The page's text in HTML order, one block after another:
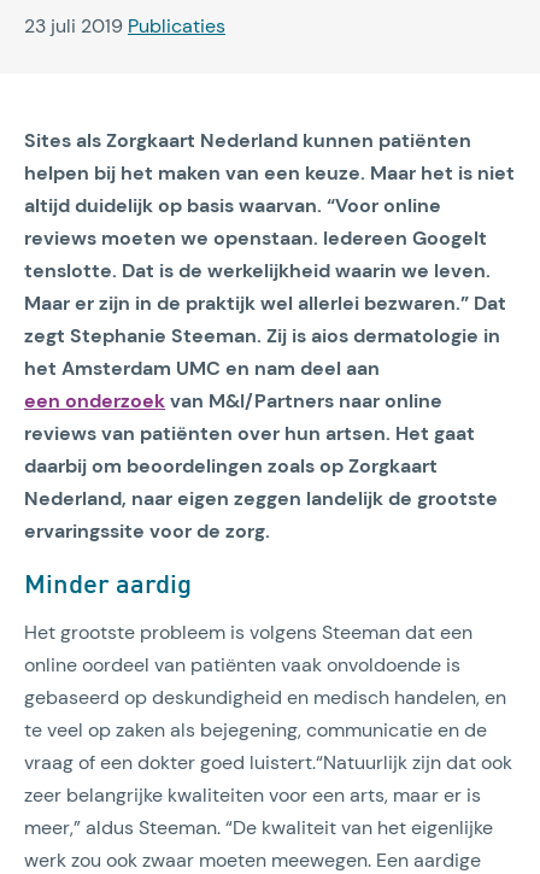
23 juli 2019 Publicaties
Sites als Zorgkaart Nederland kunnen patiënten
helpen bij het maken van een keuze. Maar het is niet
altijd duidelijk op basis waarvan.“Voor online
reviews moeten we openstaan. Iedereen Googelt
tenslotte. Dat is de werkelijkheid waarin we leven.
Maar er zijn in de praktijk wel allerlei bezwaren.” Dat
zegt Stephanie Steeman. Zij is aios dermatologie in
het Amsterdam UMC en nam deel aan
een onderzoekvan M&I/Partners naar online
reviews van patiënten over hun artsen. Het gaat
daarbij om beoordelingen zoals op Zorgkaart
Nederland, naar eigen zeggen landelijk de grootste
ervaringssite voor de zorg.
Minder aardig
Het grootste probleem is volgens Steeman dat een
online oordeel van patiënten vaak onvoldoende is
gebaseerd op deskundigheid en medisch handelen, en
te veel op zaken als bejegening, communicatie en de
vraag of een dokter goed luistert.“Natuurlijk zijn dat ook
zeer belangrijke kwaliteiten voor een arts, maar er is
meer,” aldus Steeman. “De kwaliteit van het eigenlijke
werk zou ook zwaar moeten meewegen. Een aardige